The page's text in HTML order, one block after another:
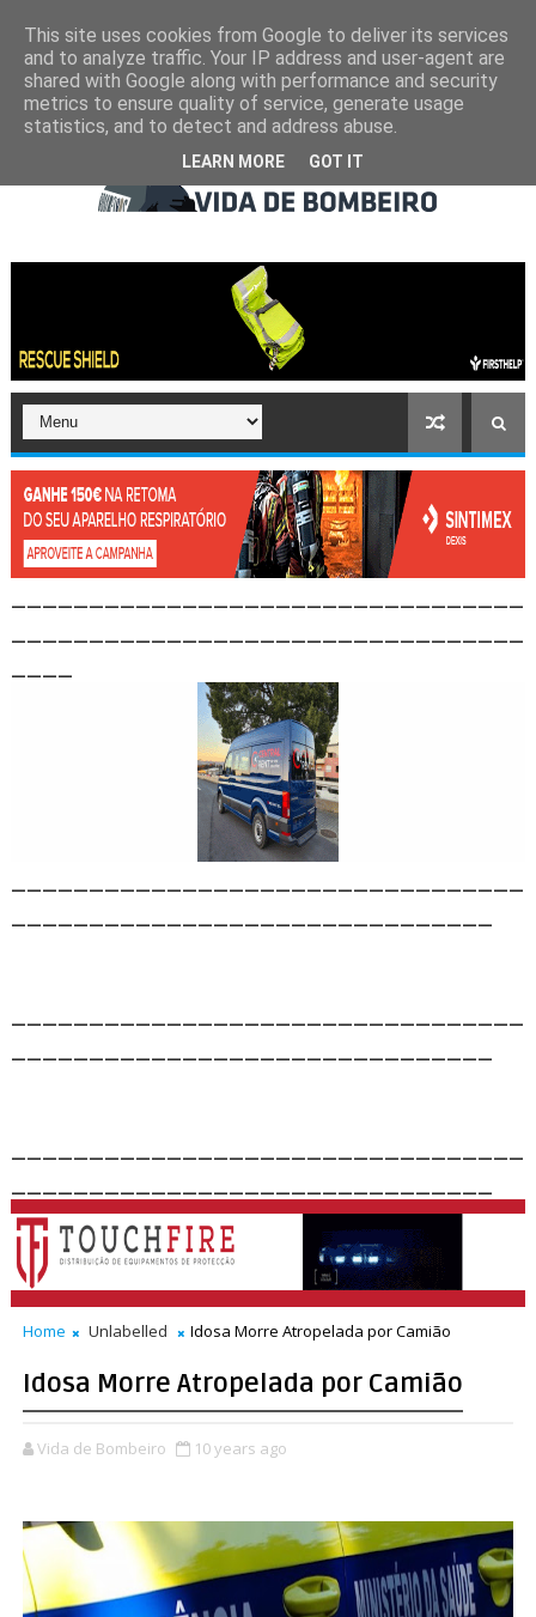
Home Unlabelled Idosa Morre Atropelada por Camião
Idosa Morre Atropelada por Camião
Vida de Bombeiro 10 years ago
This site uses cookies from Google to deliver its services
and to analyze traffic. Your IP address and user-agent are
shared with Google along with performance and security
metrics to ensure quality of service, generate usage
statistics, and to detect and address abuse.
LEARN MORE GOT IT